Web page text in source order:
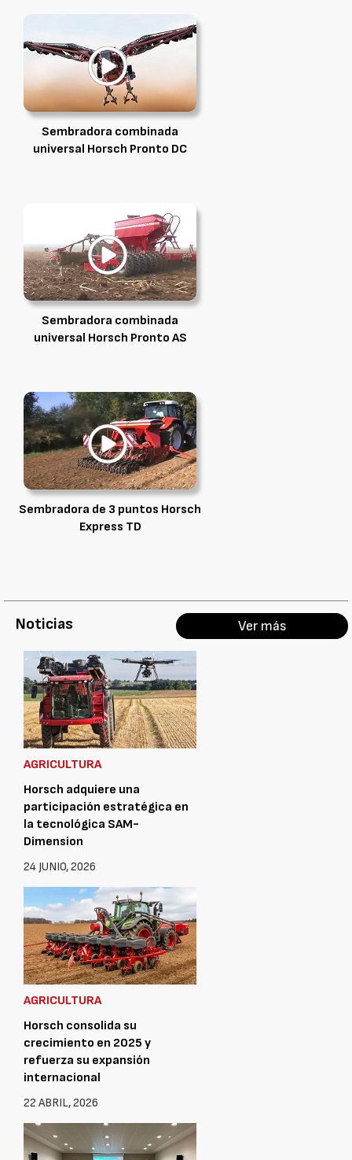
Sembradora combinada
universal Horsch Pronto DC
Sembradora combinada
universal Horsch Pronto AS
Sembradora de 3 puntos Horsch
Express TD
Noticias Ver más
AGRICULTURA
Horsch adquiere una
participación estratégica en
la tecnológica SAM-
Dimension
24 JUNIO, 2026
AGRICULTURA
Horsch consolida su
crecimiento en 2025 y
refuerza su expansión
internacional
22 ABRIL, 2026